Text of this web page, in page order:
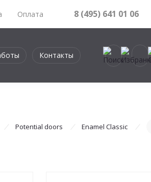
Оплата 8 (495) 641 01 06
Контакты
Potential doors Enamel Classic